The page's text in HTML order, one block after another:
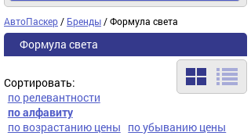
АвтоПаскер / Бренды / Формула света
Формула света
Сортировать:
по релевантности
по алфавиту
по возрастанию цены по убыванию цены